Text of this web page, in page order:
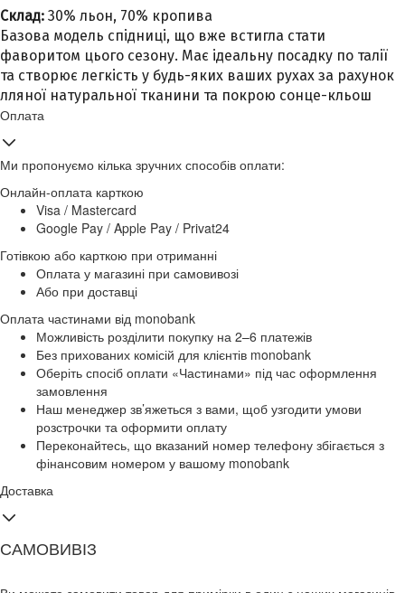
Склад: 30% льон, 70% кропива
Базова модель спідниці, що вже встигла стати
фаворитом цього сезону. Має ідеальну посадку по талії
та створює легкість у будь-яких ваших рухах за рахунок
лляної натуральної тканини та покрою сонце-кльош
Оплата
Ми пропонуємо кілька зручних способів оплати:
Онлайн-оплата карткою
Visa / Mastercard
Google Pay / Apple Pay / Privat24
Готівкою або карткою при отриманні
Оплата у магазині при самовивозі
Або при доставці
Оплата частинами від monobank
Можливість розділити покупку на 2–6 платежів
Без прихованих комісій для клієнтів monobank
Оберіть спосіб оплати «Частинами» під час оформлення
замовлення
Наш менеджер зв’яжеться з вами, щоб узгодити умови
розстрочки та оформити оплату
Переконайтесь, що вказаний номер телефону збігається з
фінансовим номером у вашому monobank
Доставка
САМОВИВІЗ